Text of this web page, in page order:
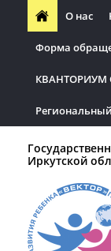
О нас
Форма
КВАНТОРИУМ
Иркутской